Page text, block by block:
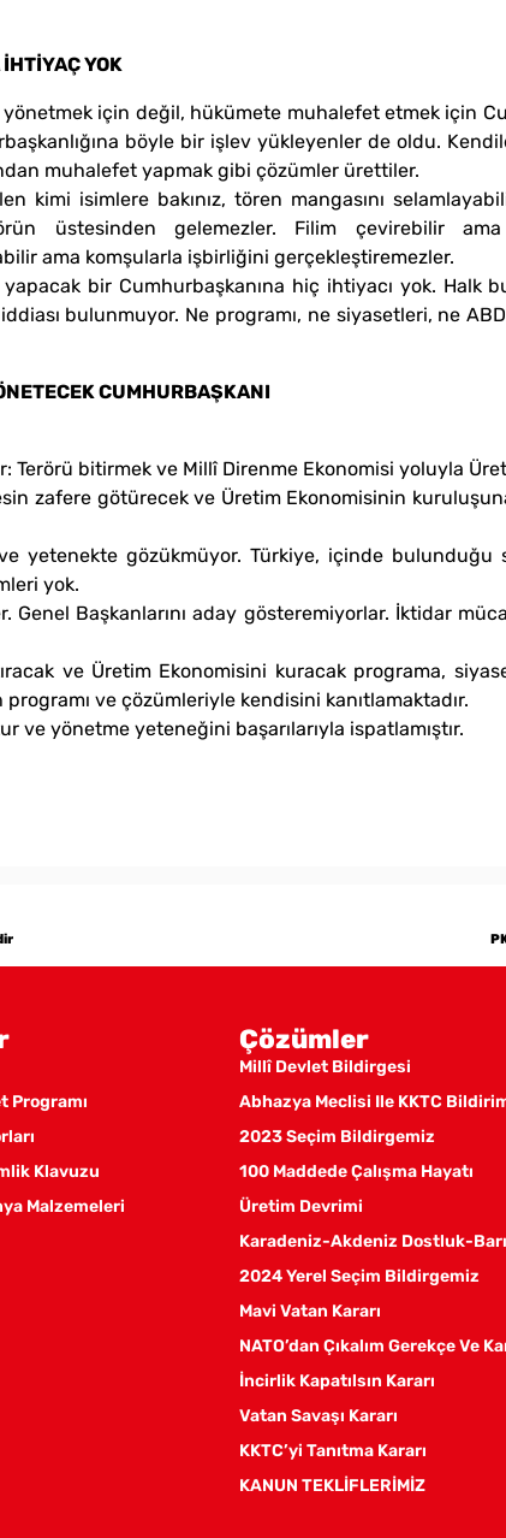
YOK
için değil, hükümete muhalefet etmek için
böyle bir işlev yükleyenler de oldu.
muhalefet yapmak gibi çözümler ürettiler.
kimi isimlere bakınız, tören mangasını
üstesinden gelemezler. Filim çevirebilir ama
ama komşularla işbirliğini gerçekleştiremezler.
bir Cumhurbaşkanına hiç ihtiyacı yok. Halk
bulunmuyor. Ne programı, ne siyasetleri, ne
CUMHURBAŞKANI
Terörü bitirmek ve Millî Direnme Ekonomisi yoluyla
zafere götürecek ve Üretim Ekonomisinin
yetenekte gözükmüyor. Türkiye, içinde bulunduğu
yok.
Genel Başkanlarını aday gösteremiyorlar. İktidar
ve Üretim Ekonomisini kuracak programa,
ve çözümleriyle kendisini kanıtlamaktadır.
ve yönetme yeteneğini başarılarıyla ispatlamıştır.
Programı
Klavuzu
Malzemeleri
Çözümler
Millî Devlet Bildirgesi
Abhazya Meclisi Ile KKTC
2023 Seçim Bildirgemiz
100 Maddede Çalışma Hayatı
Üretim Devrimi
Karadeniz-Akdeniz Dostluk-
2024 Yerel Seçim Bildirgemiz
Mavi Vatan Kararı
NATO’dan Çıkalım Gerekçe Ve
İncirlik Kapatılsın Kararı
Vatan Savaşı Kararı
KKTC’yi Tanıtma Kararı
KANUN TEKLİFLERİMİZ